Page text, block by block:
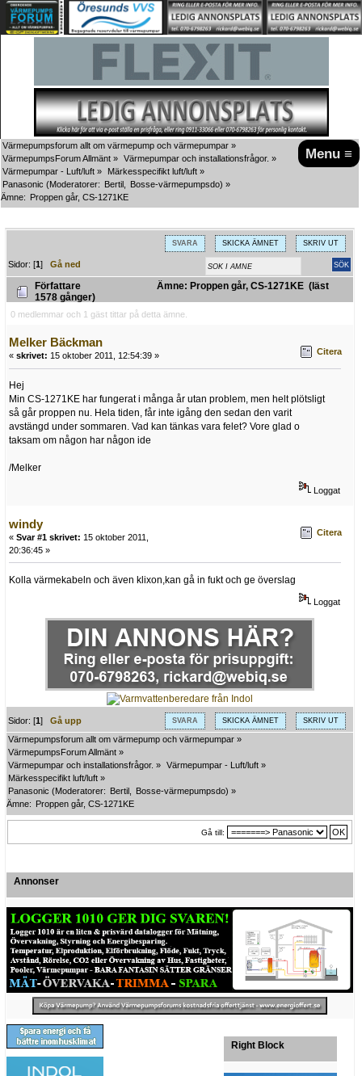
Menu ≡
Värmepumpsforum allt om värmepump och värmepumpar »
VärmepumpsForum Allmänt » Värmepumpar och installationsfrågor. »
Värmepumpar - Luft/luft » Märkesspecifikt luft/luft »
Panasonic (Moderatorer: Bertil Bosse-värmepumpsdo) »
Ämne: Proppen går, CS-1271KE
SVARA SKICKA ÄMNET SKRIV UT
Sidor: [1]Gå ned
Författare
Ämne: Proppen går, CS-1271KE (läst
1578 gånger)
0 medlemmar och 1 gäst tittar på detta ämne.
Melker Bäckman
« skrivet: 15 oktober 2011, 12:54:39 » Citera
Hej
Min CS-1271KE har fungerat i många år utan problem, men helt plötsligt
så går proppen nu. Hela tiden, får inte igång den sedan den varit
avstängd under sommaren. Vad kan tänkas vara felet? Vore glad o
taksam om någon har någon ide
/Melker
Loggat
windy
« Svar #1 skrivet: 15 oktober 2011,
20:36:45 »
Citera
Kolla värmekabeln och även klixon,kan gå in fukt och ge överslag
Loggat
SVARA SKICKA ÄMNET SKRIV UT
Sidor: [1]Gå upp
Värmepumpsforum allt om värmepump och värmepumpar »
VärmepumpsForum Allmänt »
Värmepumpar och installationsfrågor. » Värmepumpar - Luft/luft »
Märkesspecifikt luft/luft »
Panasonic (Moderatorer: Bertil , Bosse-värmepumpsdo) »
Ämne:
Proppen går, CS-1271KE
Gå till:
Annonser
Right Block